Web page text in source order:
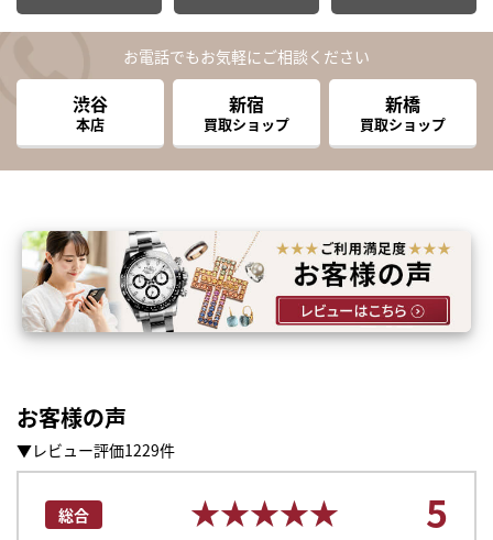
お電話でもお気軽にご相談ください
渋谷
本店
新宿
買取ショップ
新橋
買取ショップ
お客様の声
▼レビュー評価1229件
総合 ★★★★★
★★★★★ 5